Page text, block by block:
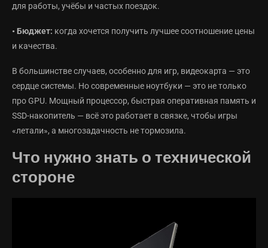
для работы, учёбы и частых поездок.
• Бюджет: когда хочется получить лучшее соотношение цены
и качества.
В большинстве случаев, особенно для игр, видеокарта — это
сердце системы. Но современные ноутбуки — это не только
про GPU. Мощный процессор, быстрая оперативная память и
SSD-накопитель — всё это работает в связке, чтобы игры
«летали», а многозадачность не тормозила.
Что нужно знать о технической
стороне